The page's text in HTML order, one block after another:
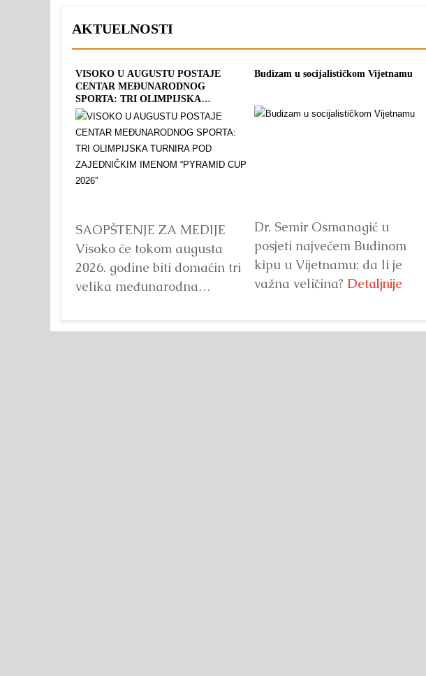
AKTUELNOSTI
VISOKO U AUGUSTU POSTAJE
CENTAR MEĐUNARODNOG
SPORTA: TRI OLIMPIJSKA
TURNIRA POD ZAJEDNIČKIM
SAOPŠTENJE ZA MEDIJE
Visoko će tokom augusta
2026. godine biti domaćin tri
velika međunarodna
Budizam u socijalističkom Vijetnamu
Dr. Semir Osmanagić u
posjeti najvećem Budinom
kipu u Vijetnamu: da li je
važna veličina? Detaljnije